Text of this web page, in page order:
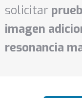
solicitar
imagen
resonancia